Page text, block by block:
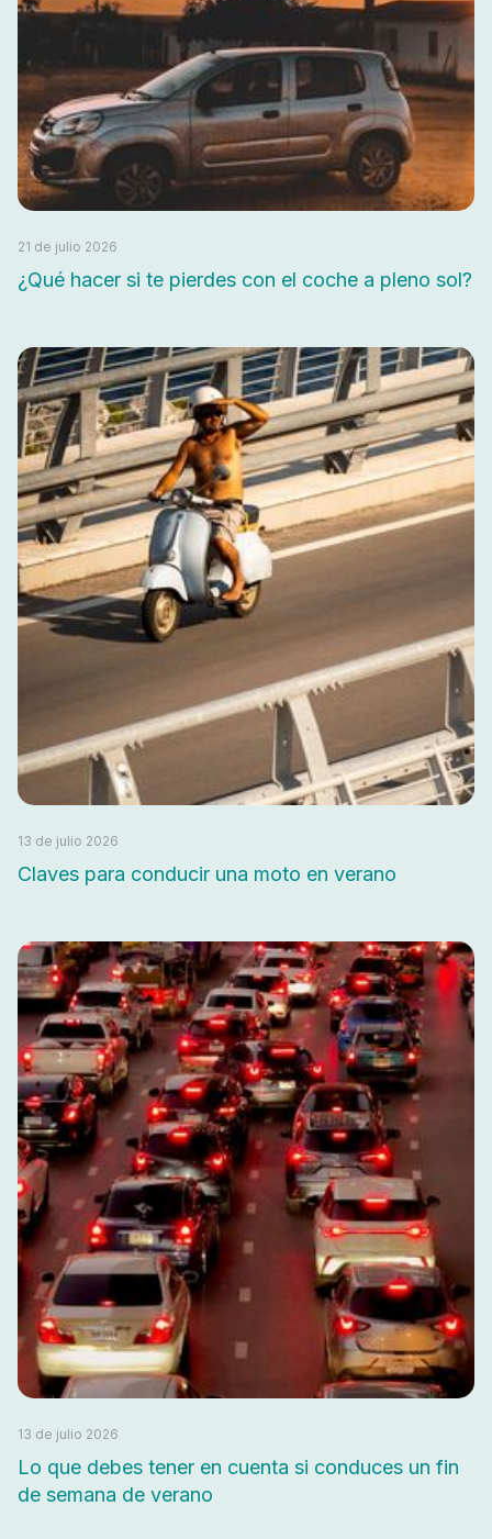
21 de julio 2026
¿Qué hacer si te pierdes con el coche a pleno sol?
13 de julio 2026
Claves para conducir una moto en verano
13 de julio 2026
Lo que debes tener en cuenta si conduces un fin
de semana de verano